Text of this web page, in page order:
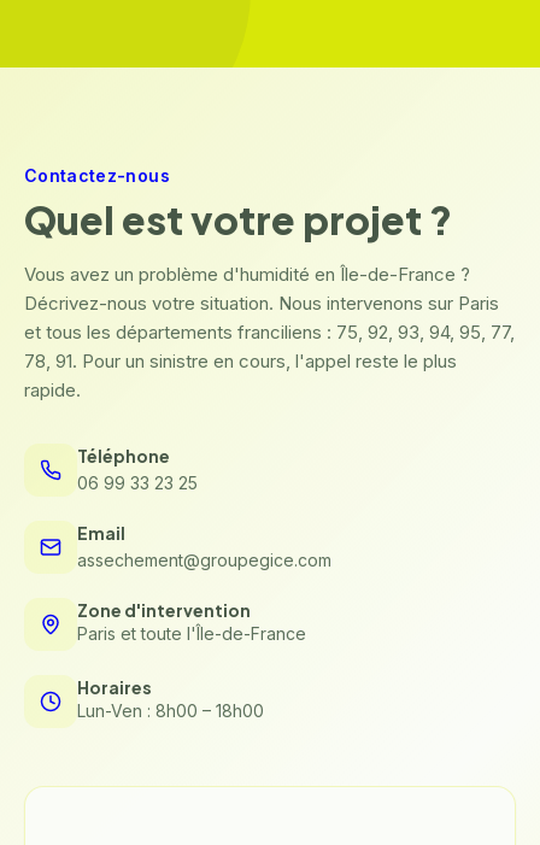
Contactez-nous
Quel est votre projet ?
Vous avez un problème d'humidité en Île-de-France ?
Décrivez-nous votre situation. Nous intervenons sur Paris
et tous les départements franciliens : 75, 92, 93, 94, 95, 77,
78, 91. Pour un sinistre en cours, l'appel reste le plus
rapide.
Téléphone
06 99 33 23 25
Email
assechement@groupegice.com
Zone d'intervention
Paris et toute l'Île-de-France
Horaires
Lun-Ven : 8h00 – 18h00